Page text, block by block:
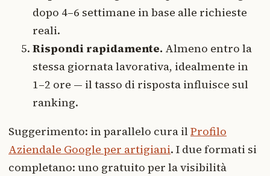
dopo 4–6 settimane in base alle richieste
reali.
Rispondi rapidamente. Almeno entro la
stessa giornata lavorativa, idealmente in
1–2 ore — il tasso di risposta influisce sul
ranking.
Suggerimento: in parallelo cura ilProfilo
Aziendale Google per artigiani. I due formati si
completano: uno gratuito per la visibilità